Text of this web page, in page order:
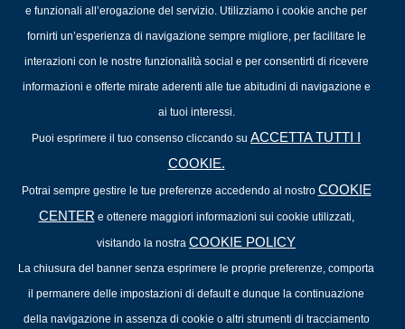
Scarica la brochure e scopri i
programmi che
trasformeranno le tue
competenze professionali
e funzionali all’erogazione del servizio. Utilizziamo i cookie anche per
fornirti un’esperienza di navigazione sempre migliore, per facilitare le
interazioni con le nostre funzionalità social e per consentirti di ricevere
informazioni e offerte mirate aderenti alle tue abitudini di navigazione e
ai tuoi interessi.
Puoi esprimere il tuo consenso cliccando su ACCETTA TUTTI I
COOKIE.
Potrai sempre gestire le tue preferenze accedendo al nostro COOKIE
CENTER e ottenere maggiori informazioni sui cookie utilizzati,
visitando la nostra COOKIE POLICY
La chiusura del banner senza esprimere le proprie preferenze, comporta
il permanere delle impostazioni di default e dunque la continuazione
della navigazione in assenza di cookie o altri strumenti di tracciamento